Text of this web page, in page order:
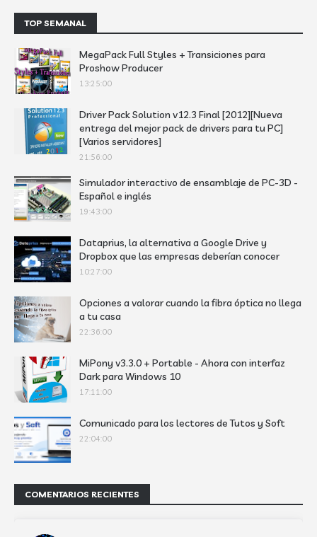
TOP SEMANAL
MegaPack Full Styles + Transiciones para
Proshow Producer
13:25:00
Driver Pack Solution v12.3 Final [2012][Nueva
entrega del mejor pack de drivers para tu PC]
[Varios servidores]
21:56:00
Simulador interactivo de ensamblaje de PC-3D -
Español e inglés
19:43:00
Dataprius, la alternativa a Google Drive y
Dropbox que las empresas deberían conocer
10:27:00
Opciones a valorar cuando la fibra óptica no llega
a tu casa
22:36:00
MiPony v3.3.0 + Portable - Ahora con interfaz
Dark para Windows 10
17:11:00
Comunicado para los lectores de Tutos y Soft
22:04:00
COMENTARIOS RECIENTES